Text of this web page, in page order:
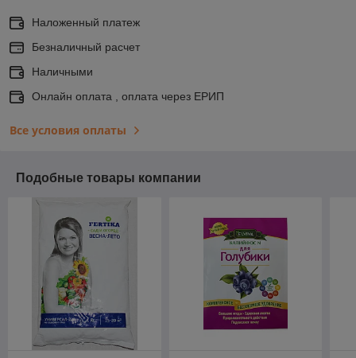
Наложенный платеж
Безналичный расчет
Наличными
Онлайн оплата , оплата через ЕРИП
Все условия оплаты
Подобные товары компании